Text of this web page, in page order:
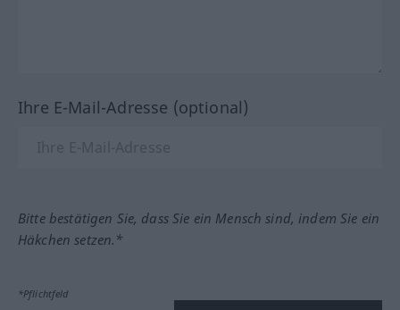
Ihre E-Mail-Adresse (optional)
Bitte bestätigen Sie, dass Sie ein Mensch sind, indem Sie ein
Häkchen setzen.*
*Pflichtfeld